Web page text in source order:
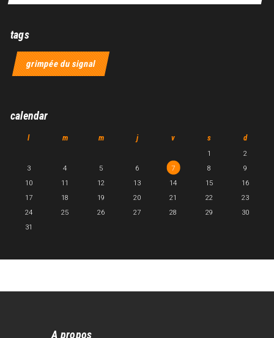
tags
grimpée du signal
calendar
l m m j v s d
1
2
3
4 5 6 7 8
9
10
11 12 13 14 15
16
17
18 19 20 21 22
23
24
25 26 27 28 29
30
31
A propos